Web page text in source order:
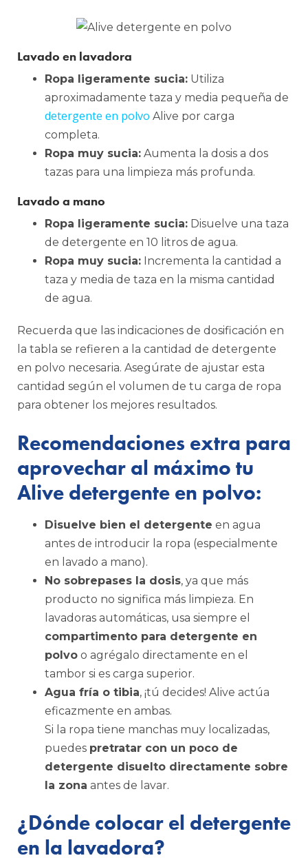
Lavado en lavadora
Ropa ligeramente sucia: Utiliza
aproximadamente taza y media pequeña de
detergente en polvo Alive por carga
completa.
Ropa muy sucia: Aumenta la dosis a dos
tazas para una limpieza más profunda.
Lavado a mano
Ropa ligeramente sucia: Disuelve una taza
de detergente en 10 litros de agua.
Ropa muy sucia: Incrementa la cantidad a
taza y media de taza en la misma cantidad
de agua.
Recuerda que las indicaciones de dosificación en
la tabla se refieren a la cantidad de detergente
en polvo necesaria. Asegúrate de ajustar esta
cantidad según el volumen de tu carga de ropa
para obtener los mejores resultados.
Recomendaciones extra para
aprovechar al máximo tu
Alive detergente en polvo:
Disuelve bien el detergente en agua
antes de introducir la ropa (especialmente
en lavado a mano).
No sobrepases la dosis, ya que más
producto no significa más limpieza. En
lavadoras automáticas, usa siempre el
compartimento para detergente en
polvo o agrégalo directamente en el
tambor si es carga superior.
Agua fría o tibia, ¡tú decides! Alive actúa
eficazmente en ambas.
Si la ropa tiene manchas muy localizadas,
puedes pretratar con un poco de
detergente disuelto directamente sobre
la zona antes de lavar.
¿Dónde colocar el detergente
en la lavadora?